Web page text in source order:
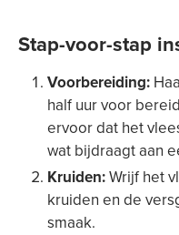
Stap-voor-stap
Voorbereiding:
half uur voor
ervoor dat het
wat bijdraagt aan
Kruiden:Wrijf het
kruiden en de
smaak.